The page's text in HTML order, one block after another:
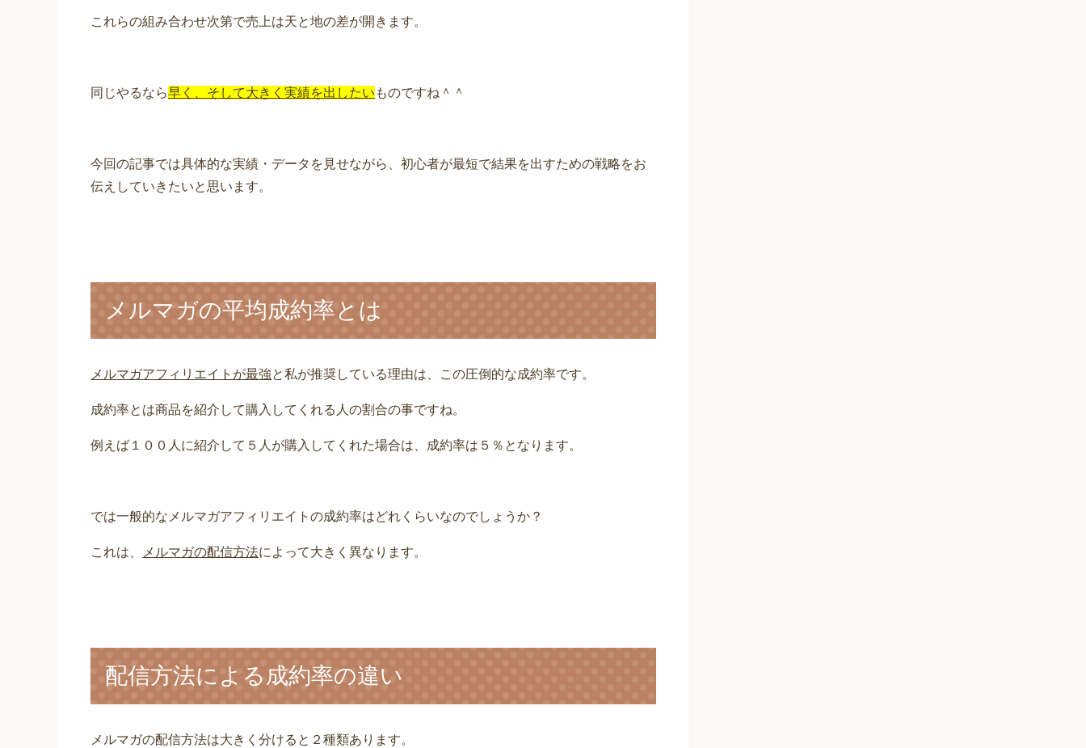
これらの組み合わせ次第で売上は天と地の差が開きます。
同じやるなら早く、そして大きく実績を出したい ものですね＾＾
今回の記事では具体的な実績・データを見せながら、初心者が最短で結果を出すための戦略をお
伝えしていきたいと思います。
メルマガの平均成約率とは
メルマガアフィリエイトが最強と私が推奨している理由は、この圧倒的な成約率です。
成約率とは商品を紹介して購入してくれる人の割合の事ですね。
例えば１００人に紹介して５人が購入してくれた場合は、成約率は５％となります。
では一般的なメルマガアフィリエイトの成約率はどれくらいなのでしょうか？
これは、 メルマガの配信方法によって大きく異なります。
配信方法による成約率の違い
メルマガの配信方法は大きく分けると２種類あります。